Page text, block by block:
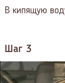
В кипящую
Шаг 3